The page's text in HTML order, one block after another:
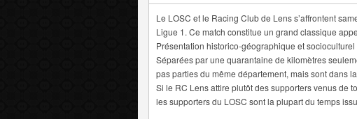
Le LOSC et le Racing Club de Lens s’affrontent
Ligue 1. Ce match constitue un grand classique
Présentation historico-géographique et
Séparées par une quarantaine de kilomètres
pas parties du même département, mais sont dans
Si le RC Lens attire plutôt des supporters venus de
les supporters du LOSC sont la plupart du temps